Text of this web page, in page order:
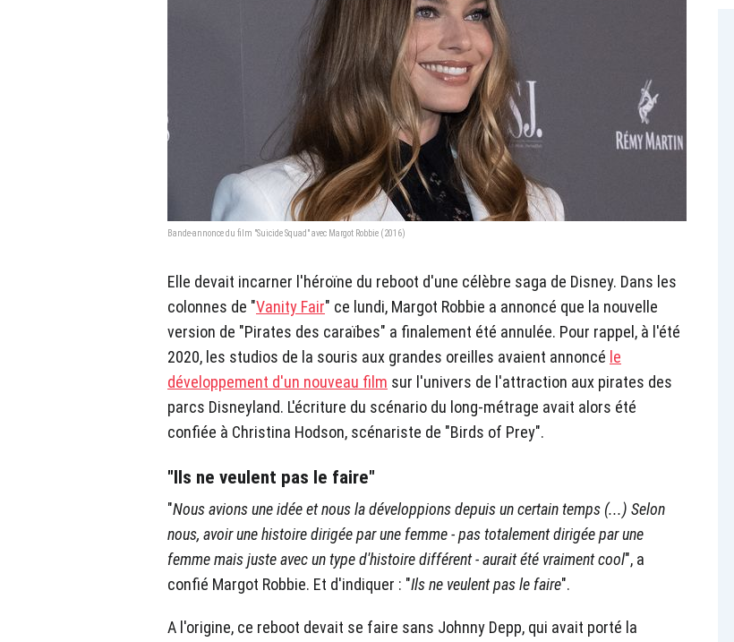
Bande-annonce du film "Suicide Squad" avec Margot Robbie (2016)
Elle devait incarner l'héroïne du reboot d'une célèbre saga de Disney. Dans les
colonnes de "Vanity Fair" ce lundi, Margot Robbie a annoncé que la nouvelle
version de "Pirates des caraïbes" a finalement été annulée. Pour rappel, à l'été
2020, les studios de la souris aux grandes oreilles avaient annoncé le
développement d'un nouveau film sur l'univers de l'attraction aux pirates des
parcs Disneyland. L'écriture du scénario du long-métrage avait alors été
confiée à Christina Hodson, scénariste de "Birds of Prey".
"Ils ne veulent pas le faire"
"Nous avions une idée et nous la développions depuis un certain temps (...) Selon
nous, avoir une histoire dirigée par une femme - pas totalement dirigée par une
femme mais juste avec un type d'histoire différent - aurait été vraiment cool", a
confié Margot Robbie. Et d'indiquer : "Ils ne veulent pas le faire".
A l'origine, ce reboot devait se faire sans Johnny Depp, qui avait porté la